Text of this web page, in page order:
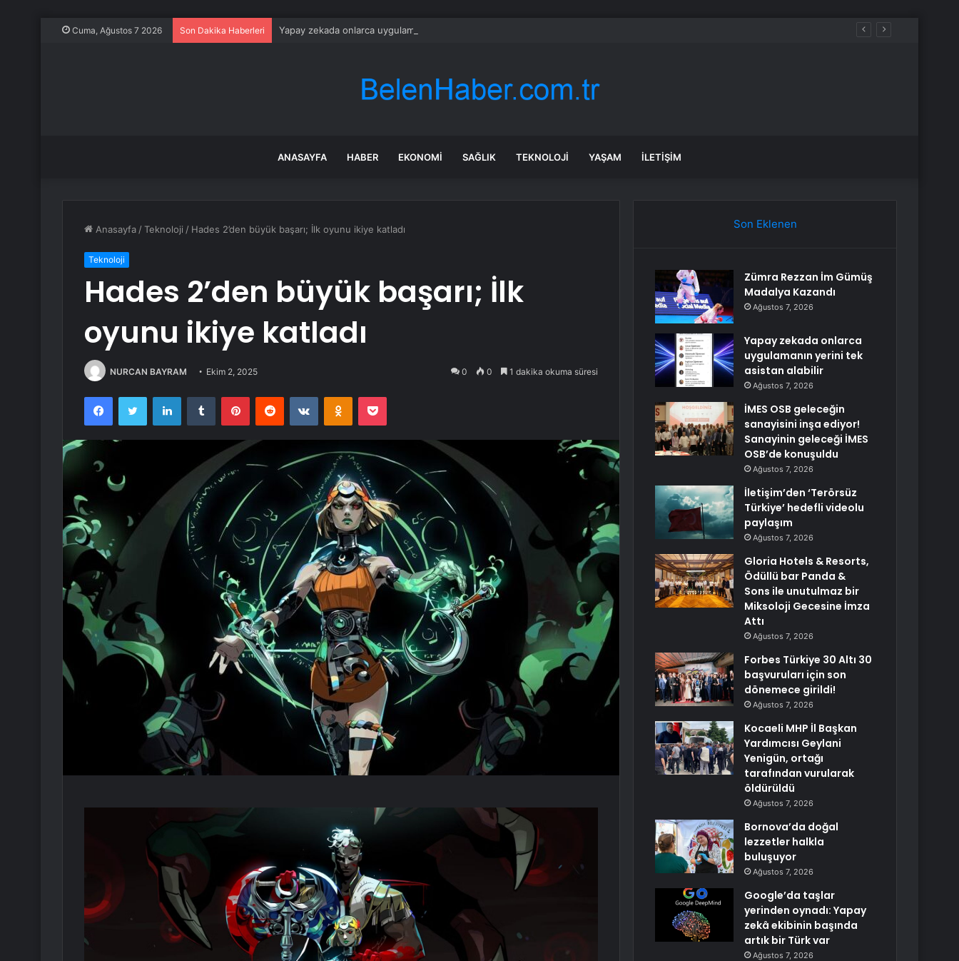
Cuma, Ağustos 7 2026 Son Dakika Haberleri Yapay zekada onlarca uygulamanın yerini tek asistan alabilir
ANASAYFA HABER EKONOMI SAĞLIK TEKNOLOJI YAŞAM İLETIŞIM
Anasayfa /Teknoloji / Hades 2’den büyük başarı; İlk oyunu ikiye katladı
Teknoloji
Hades 2’den büyük başarı; İlk
oyunu ikiye katladı
NURCAN BAYRAM Ekim 2, 2025 0 0 1 dakika okuma süresi
FacebookTwitter LinkedInTumblr PinterestReddit VKontakteOdnoklassniki
Pocket
Son Eklenen
Zümra Rezzan İm Gümüş
Madalya Kazandı
Ağustos 7, 2026
Yapay zekada onlarca
uygulamanın yerini tek
asistan alabilir
Ağustos 7, 2026
İMES OSB geleceğin
sanayisini inşa ediyor!
Sanayinin geleceği İMES
OSB’de konuşuldu
Ağustos 7, 2026
İletişim’den ‘Terörsüz
Türkiye’ hedefli videolu
paylaşım
Ağustos 7, 2026
Gloria Hotels & Resorts,
Ödüllü bar Panda &
Sons ile unutulmaz bir
Miksoloji Gecesine İmza
Attı
Ağustos 7, 2026
Forbes Türkiye 30 Altı 30
başvuruları için son
dönemece girildi!
Ağustos 7, 2026
Kocaeli MHP İl Başkan
Yardımcısı Geylani
Yenigün, ortağı
tarafından vurularak
öldürüldü
Ağustos 7, 2026
Bornova’da doğal
lezzetler halkla
buluşuyor
Ağustos 7, 2026
Google’da taşlar
yerinden oynadı: Yapay
zekâ ekibinin başında
artık bir Türk var
Ağustos 7, 2026